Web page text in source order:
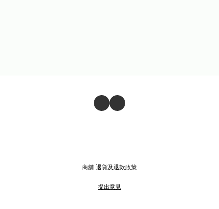
商舖 退貨及退款政策
提出意見